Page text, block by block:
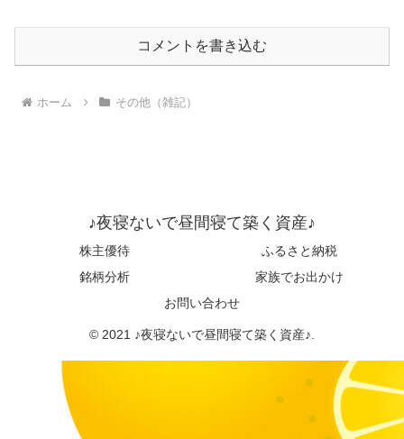
コメントを書き込む
ホーム その他（雑記）
♪夜寝ないで昼間寝て築く資産♪
株主優待
ふるさと納税
銘柄分析
家族でお出かけ
お問い合わせ
© 2021 ♪夜寝ないで昼間寝て築く資産♪.